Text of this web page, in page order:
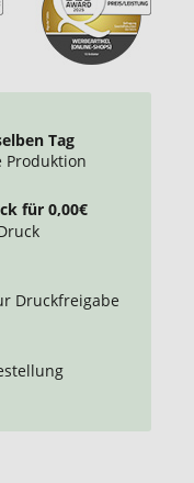
Tag
Produktion
für 0,00€
Druckfreigabe